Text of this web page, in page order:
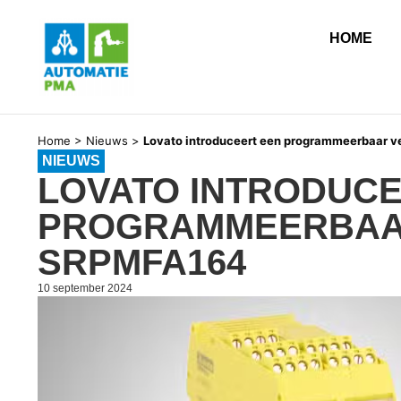
HOME
Home > Nieuws > Lovato introduceert een programmeerbaar
NIEUWS
LOVATO
SRPMFA164
10 september 2024